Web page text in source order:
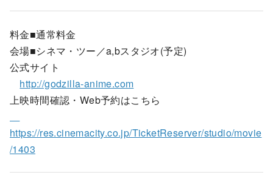
料金■通常料金
会場■シネマ・ツー／a,bスタジオ(予定)
公式サイト
http://godzilla-anime.com
上映時間確認・Web予約はこちら
https://res.cinemacity.co.jp/TicketReserver/studio/movie
/1403